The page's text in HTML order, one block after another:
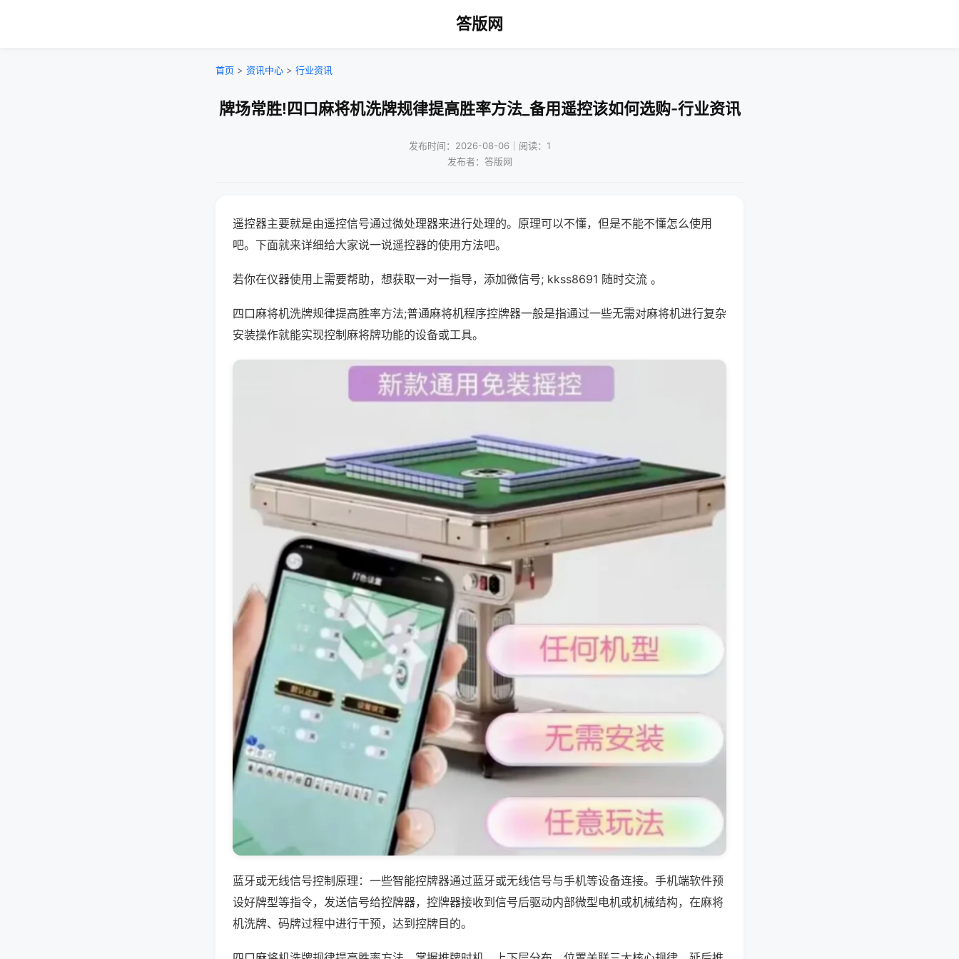
答版网
首页 > 资讯中心 > 行业资讯
牌场常胜!四口麻将机洗牌规律提高胜率方法_备用遥控该如何选购-行业资讯
发布时间：2026-08-06｜阅读：1
发布者：答版网
遥控器主要就是由遥控信号通过微处理器来进行处理的。原理可以不懂，但是不能不懂怎么使用
吧。下面就来详细给大家说一说遥控器的使用方法吧。
若你在仪器使用上需要帮助，想获取一对一指导，添加微信号; kkss8691 随时交流 。
四口麻将机洗牌规律提高胜率方法;普通麻将机程序控牌器一般是指通过一些无需对麻将机进行复杂
安装操作就能实现控制麻将牌功能的设备或工具。
蓝牙或无线信号控制原理：一些智能控牌器通过蓝牙或无线信号与手机等设备连接。手机端软件预
设好牌型等指令，发送信号给控牌器，控牌器接收到信号后驱动内部微型电机或机械结构，在麻将
机洗牌、码牌过程中进行干预，达到控牌目的。